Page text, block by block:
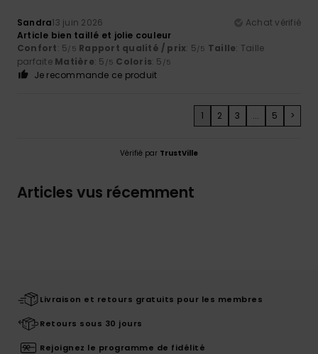
Sandra13 juin 2026
Achat vérifié
Article bien taillé et jolie couleur
Confort: 5/5 Rapport qualité / prix: 5/5 Taille: Taille
parfaite Matière: 5 /5 Coloris: 5 /5
Je recommande ce produit
1 2 3 ... 5 >
Vérifié par TrustVille
Articles vus récemment
Livraison et retours gratuits pour les membres
Retours sous 30 jours
Rejoignez le programme de fidélité